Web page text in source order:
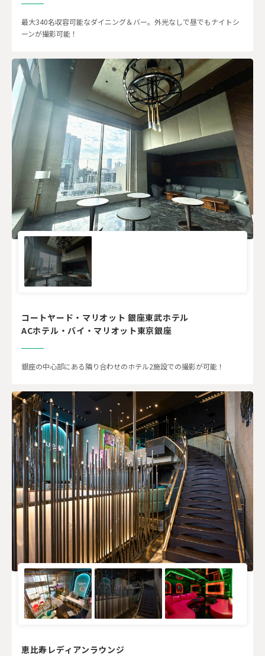
最大340名収容可能なダイニング＆バー。外光なしで昼でもナイトシ
ーンが撮影可能！
コートヤード・マリオット 銀座東武ホテル
ACホテル・バイ・マリオット東京銀座
銀座の中心部にある隣り合わせのホテル2施設での撮影が可能！
恵比寿レディアンラウンジ